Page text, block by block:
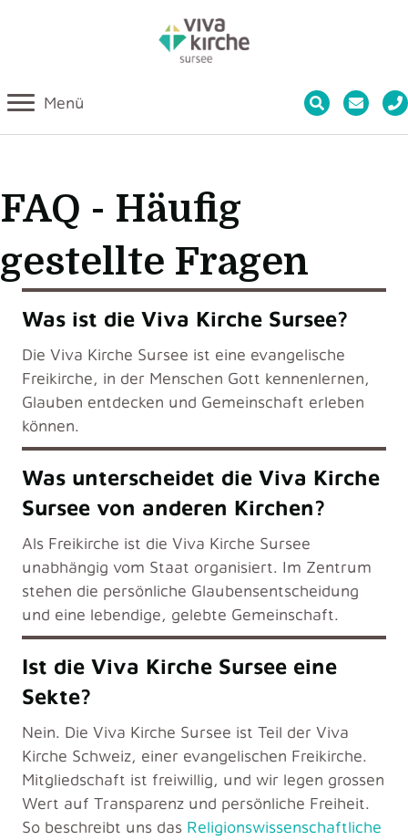
Menü
FAQ - Häufig
gestellte Fragen
Was ist die Viva Kirche Sursee?
Die Viva Kirche Sursee ist eine evangelische
Freikirche, in der Menschen Gott kennenlernen,
Glauben entdecken und Gemeinschaft erleben
können.
Was unterscheidet die Viva Kirche
Sursee von anderen Kirchen?
Als Freikirche ist die Viva Kirche Sursee
unabhängig vom Staat organisiert. Im Zentrum
stehen die persönliche Glaubensentscheidung
und eine lebendige, gelebte Gemeinschaft.
Ist die Viva Kirche Sursee eine
Sekte?
Nein. Die Viva Kirche Sursee ist Teil der Viva
Kirche Schweiz, einer evangelischen Freikirche.
Mitgliedschaft ist freiwillig, und wir legen grossen
Wert auf Transparenz und persönliche Freiheit.
So beschreibt uns das Religionswissenschaftliche